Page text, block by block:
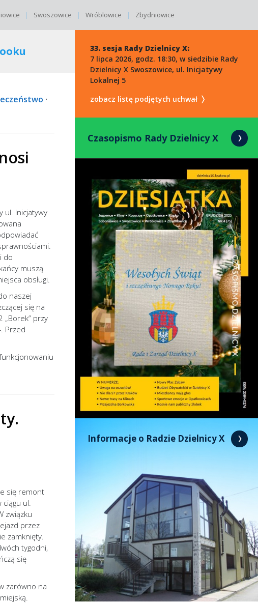
Swoszowice Wróblowice Zbydniowice
·
ul. Inicjatywy
do
muszą
obsługi.
naszej
się na
„Borek” przy
Przed
się remont
ul.
związku
przez
zamknięty.
tygodni,
się
zarówno na
33. sesja Rady Dzielnicy X:
7 lipca 2026, godz. 18:30, w siedzibie Rady
Dzielnicy X Swoszowice, ul. Inicjatywy
Lokalnej 5
zobacz listę podjętych uchwał
Czasopismo Rady Dzielnicy X
Informacje o Radzie Dzielnicy X